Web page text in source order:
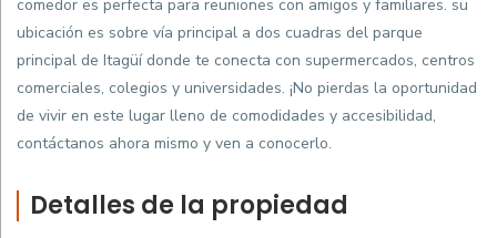
comedor es perfecta para reuniones con amigos y familiares. su
ubicación es sobre vía principal a dos cuadras del parque
principal de Itagüí donde te conecta con supermercados, centros
comerciales, colegios y universidades. ¡No pierdas la oportunidad
de vivir en este lugar lleno de comodidades y accesibilidad,
contáctanos ahora mismo y ven a conocerlo.
Detalles de la propiedad